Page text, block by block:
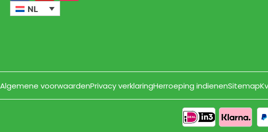
NL
Algemene voorwaardenPrivacy verklaringHerroeping indienenSitemap